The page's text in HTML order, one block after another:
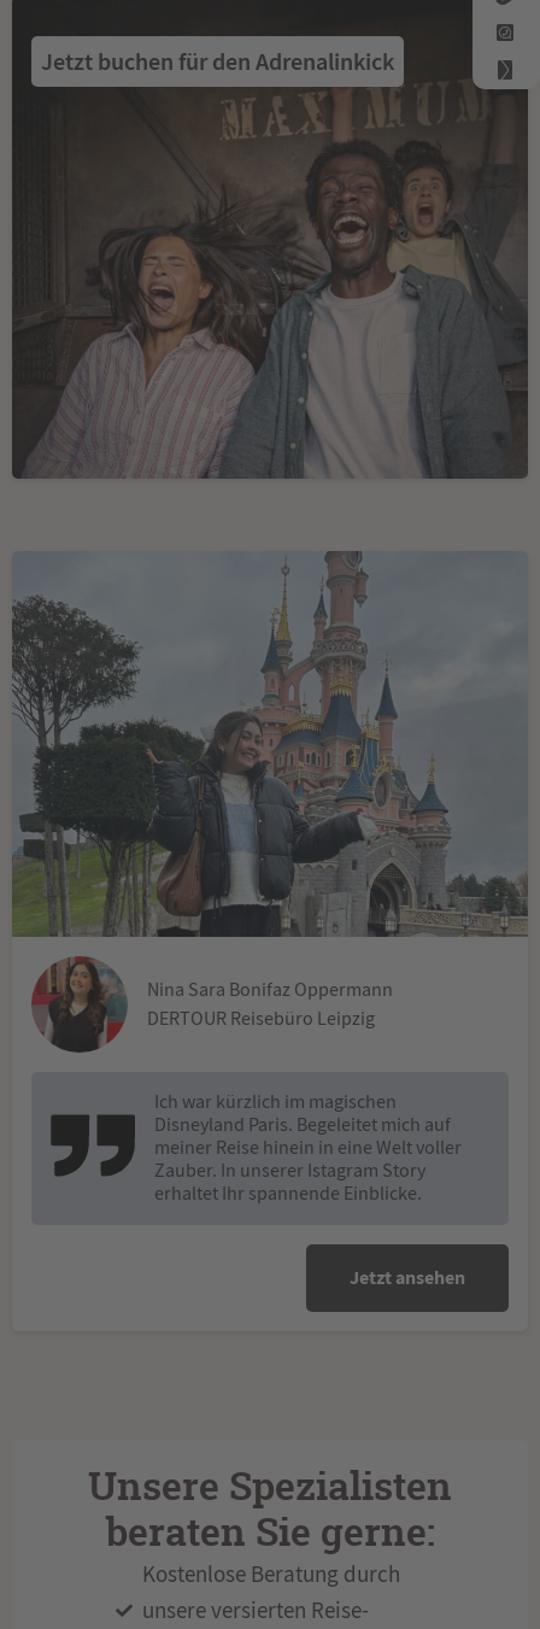
Jetzt buchen für den Adrenalinkick
Nina Sara Bonifaz Oppermann
DERTOUR Reisebüro Leipzig
Ich war kürzlich im magischen
Disneyland Paris. Begeleitet mich auf
meiner Reise hinein in eine Welt voller
Zauber. In unserer Istagram Story
erhaltet Ihr spannende Einblicke.
Jetzt ansehen
Unsere Spezialisten
beraten Sie gerne:
Kostenlose Beratung durch
unsere versierten Reise-